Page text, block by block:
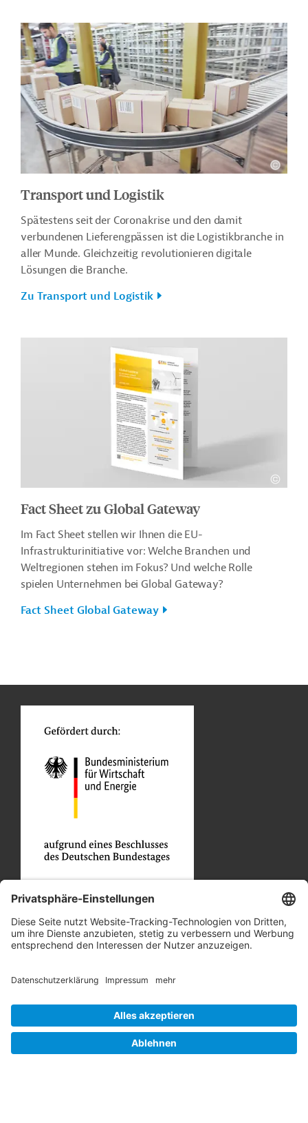
Transport und Logistik
Spätestens seit der Coronakrise und den damit
verbundenen Lieferengpässen ist die Logistikbranche in
aller Munde. Gleichzeitig revolutionieren digitale
Lösungen die Branche.
Zu Transport und Logistik
Fact Sheet zu Global Gateway
Im Fact Sheet stellen wir Ihnen die EU-
Infrastrukturinitiativevor: Welche Branchen und
Weltregionen stehen im Fokus? Und welche Rolle
spielen Unternehmen bei Global Gateway?
Fact Sheet Global Gateway
Unsere Partner
Cookie-Einstellungen
Barrierefreiheit